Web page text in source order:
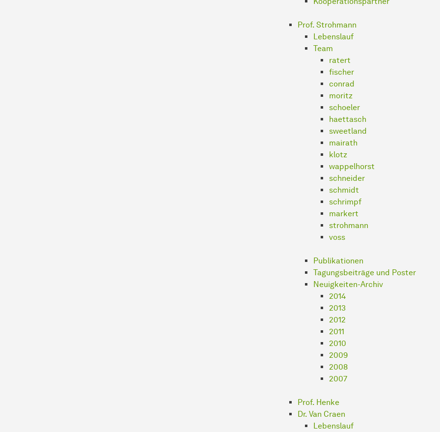
Prof. Strohmann
Lebenslauf
Team
ratert
fischer
conrad
moritz
schoeler
haettasch
sweetland
mairath
klotz
wappelhorst
schneider
schmidt
schrimpf
markert
strohmann
voss
Publikationen
Tagungsbeiträge und Poster
Neuigkeiten-Archiv
2014
2013
2012
2011
2010
2009
2008
2007
Prof. Henke
Dr. Van Craen
Lebenslauf